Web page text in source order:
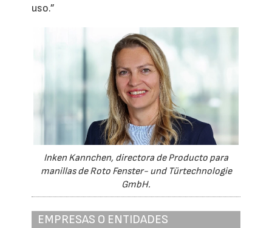
uso.”
Inken Kannchen, directora de Producto para
manillas de Roto Fenster- und Türtechnologie
GmbH.
EMPRESAS O ENTIDADES